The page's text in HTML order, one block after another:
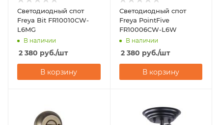
Светодиодный спот
Freya Bit FR10010CW-
L6MG
В наличии
2 380 руб./шт
В корзину
Светодиодный спот
Freya PointFive
FR10006CW-L6W
В наличии
2 380 руб./шт
В корзину